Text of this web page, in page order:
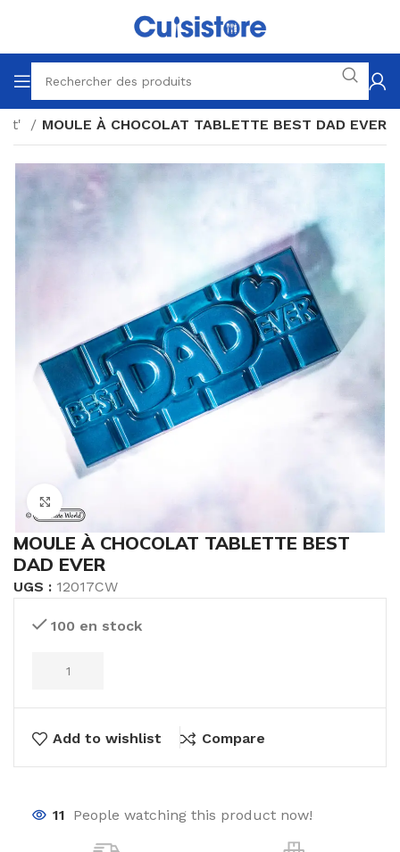
MOULE À CHOCOLAT TABLETTE BEST DAD EVER
MOULE À CHOCOLAT TABLETTE BEST
DAD EVER
UGS : 12017CW
100 en stock
Add to wishlist Compare
11 People watching this product now!